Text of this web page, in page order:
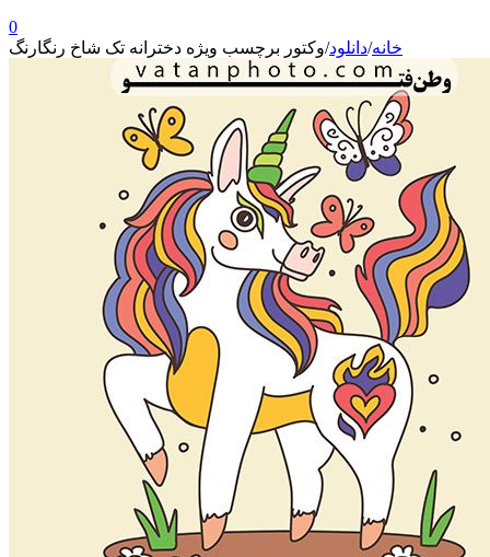
0
خانه/دانلود/وکتور برچسب ویژه دخترانه تک شاخ رنگارنگ